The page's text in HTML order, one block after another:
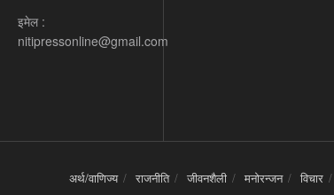
इमेल :
nitipressonline@gmail.com
अर्थ/वाणिज्य राजनीति जीवनशैली मनोरन्जन विचार